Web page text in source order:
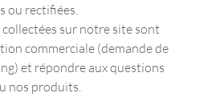
ou rectifiées.
sur notre site sont
commerciale (demande de
et répondre aux questions
nos produits.